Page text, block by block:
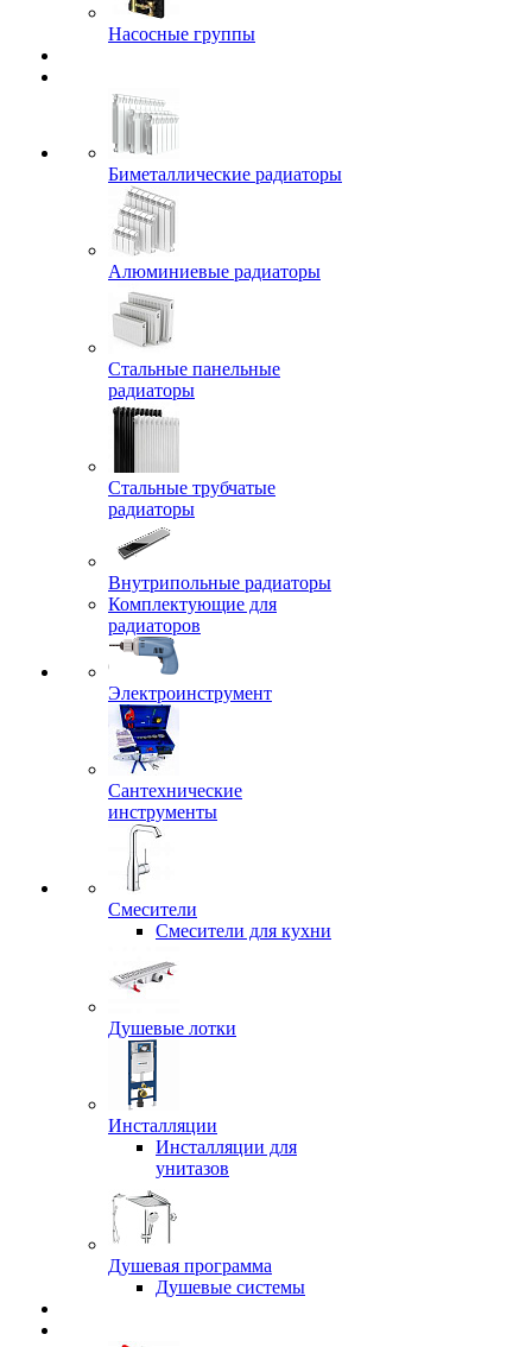
Насосные группы
Биметаллические радиаторы
Алюминиевые радиаторы
Стальные панельные
радиаторы
Стальные трубчатые
радиаторы
Внутрипольные радиаторы
Комплектующие для
радиаторов
Электроинструмент
Сантехнические
инструменты
Смесители
Смесители для кухни
Душевые лотки
Инсталляции
Инсталляции для
унитазов
Душевая программа
Душевые системы